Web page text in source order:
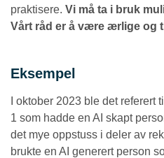
praktisere. Vi må ta i bruk
Vårt råd er å være ærlige og
Eksempel
I oktober 2023 ble det
1 som hadde en AI skapt
det mye oppstuss i deler av
brukte en AI generert person